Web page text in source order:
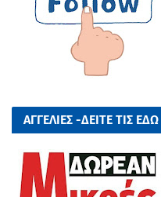
ΑΓΓΕΛΙΕΣ -ΔΕΙΤΕ ΤΙΣ ΕΔΩ